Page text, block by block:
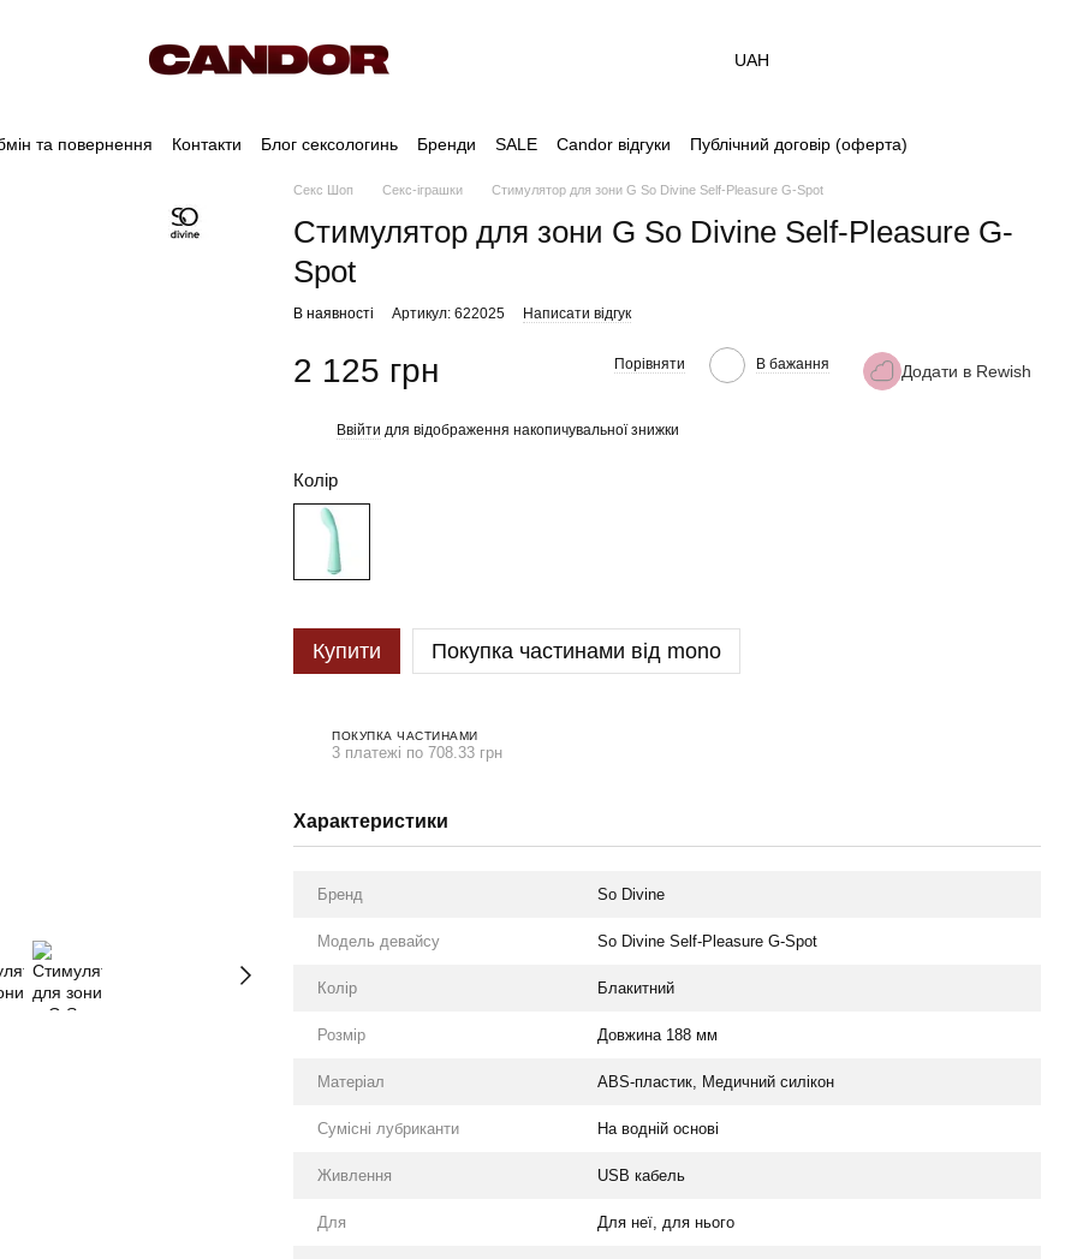
UAH
та повернення Контакти Блог сексологинь Бренди SALE Candor відгуки Публічний договір (оферта)
Секс Шоп Секс-іграшки Стимулятор для зони G So Divine Self-Pleasure G-Spot
Стимулятор для зони G So Divine Self-Pleasure G-
Spot
В наявності Артикул: 622025 Написати відгук
2 125 грн Порівняти В бажання Додати в Rewish
Ввійти для відображення накопичувальної знижки
Колір
Купити Покупка частинами від mono
ПОКУПКА ЧАСТИНАМИ
3 платежі по 708.33 грн
Характеристики
Бренд So Divine
Модель девайсу So Divine Self-Pleasure G-Spot
Колір Блакитний
Розмір Довжина 188 мм
Матеріал ABS-пластик, Медичний силікон
Сумісні лубриканти На водній основі
Живлення USB кабель
Для Для неї, для нього